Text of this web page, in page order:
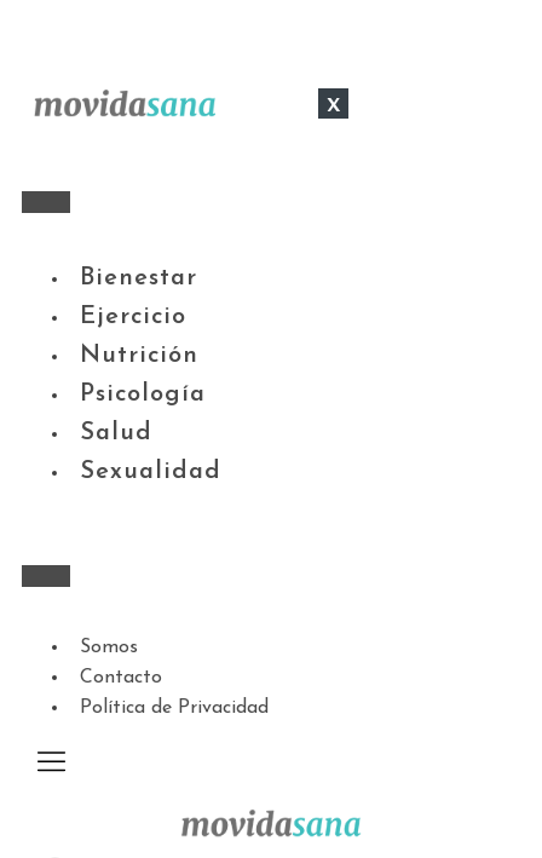
x
Bienestar
Ejercicio
Nutrición
Psicología
Salud
Sexualidad
Somos
Contacto
Política de Privacidad